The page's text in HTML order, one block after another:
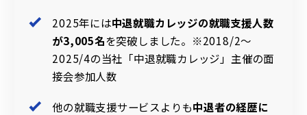
2025年には中退就職カレッジの就職支援人数
が3,005名を突破しました。※2018/2～
2025/4の当社「中退就職カレッジ」主催の面
接会参加人数
他の就職支援サービスよりも中退者の経歴に